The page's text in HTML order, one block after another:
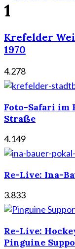
1
Krefelder
1970
4.278
Foto-Safari im
Straße
4.149
Re-Live: Ina-
3.833
Re-Live:
Pinguine